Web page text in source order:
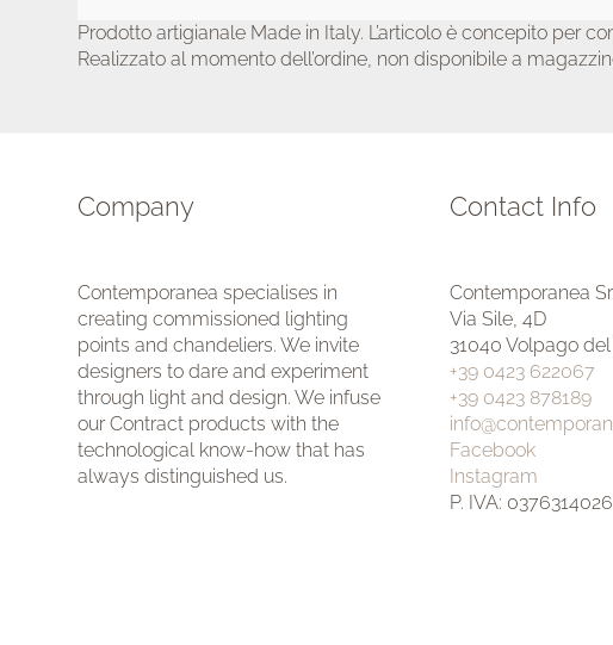
Prodotto artigianale Made in Italy. L’articolo è concepito per
Realizzato al momento dell’ordine, non disponibile a
Company
Contemporanea specialises in
creating commissioned lighting
points and chandeliers. We invite
designers to dare and experiment
through light and design. We infuse
our Contract products with the
technological know-how that has
always distinguished us.
Contact Info
Contemporanea
Via Sile, 4D
31040 Volpago
+39 0423 622067
+39 0423 878189
Facebook
Instagram
P. IVA: